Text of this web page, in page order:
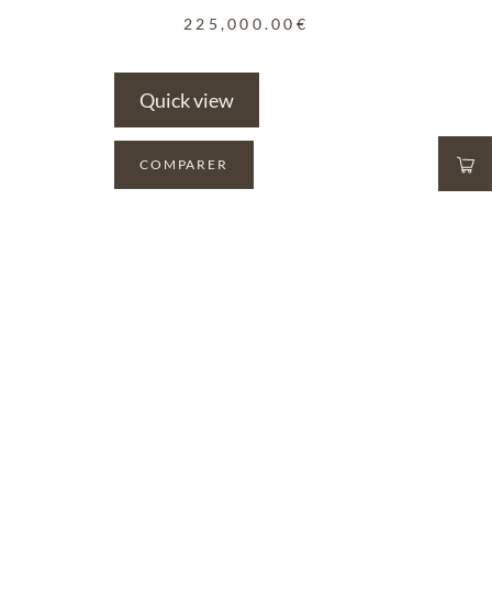
225,000.00 €
Quick view
COMPARER